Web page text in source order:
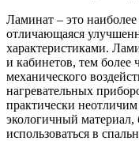
Ламинат – это
отличающаяся
характеристиками.
и кабинетов, тем более
механического
нагревательных
практически
экологичный материал,
использоваться в